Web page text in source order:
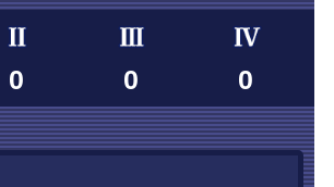
0 0 0